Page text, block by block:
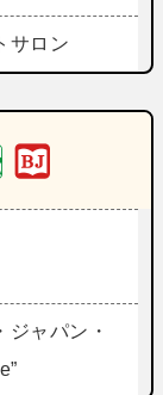
サロン
ジャパン・